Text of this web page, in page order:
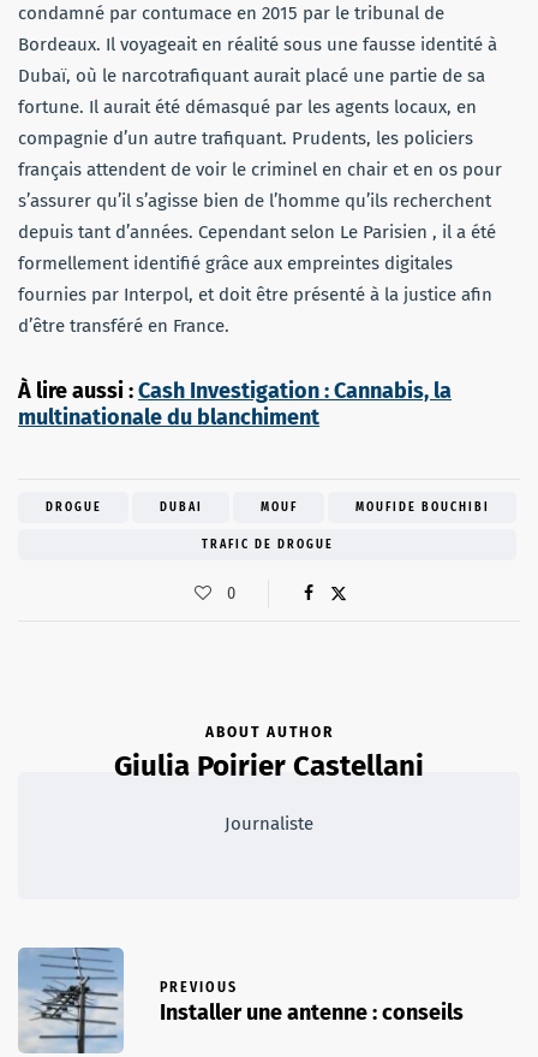
condamné par contumace en 2015 par le tribunal de
Bordeaux. Il voyageait en réalité sous une fausse identité à
Dubaï, où le narcotrafiquant aurait placé une partie de sa
fortune. Il aurait été démasqué par les agents locaux, en
compagnie d’un autre trafiquant. Prudents, les policiers
français attendent de voir le criminel en chair et en os pour
s’assurer qu’il s’agisse bien de l’homme qu’ils recherchent
depuis tant d’années. Cependant selon Le Parisien , il a été
formellement identifié grâce aux empreintes digitales
fournies par Interpol, et doit être présenté à la justice afin
d’être transféré en France.
À lire aussi :Cash Investigation : Cannabis, la
multinationale du blanchiment
DROGUE DUBAI MOUF MOUFIDE BOUCHIBI
TRAFIC DE DROGUE
0
ABOUT AUTHOR
Giulia Poirier Castellani
Journaliste
PREVIOUS
Installer une antenne : conseils